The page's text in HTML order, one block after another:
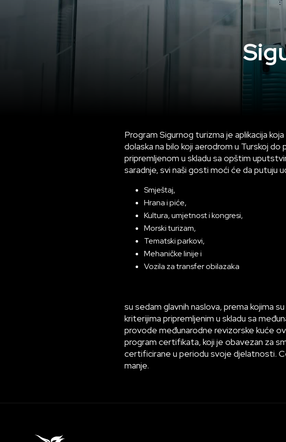
Program Sigurnog turizma je aplikacija
dolaska na bilo koji aerodrom u Turskoj
pripremljenom u skladu sa opštim
saradnje, svi naši gosti moći će da putuju
Smještaj,
Hrana i piće,
Kultura, umjetnost i kongresi,
Morski turizam,
Tematski parkovi,
Mehaničke linije i
Vozila za transfer obilazaka
su sedam glavnih naslova, prema kojima
kriterijima pripremljenim u skladu sa
provode međunarodne revizorske kuće
program certifikata, koji je obavezan za
certificirane u periodu svoje djelatnosti.
manje.